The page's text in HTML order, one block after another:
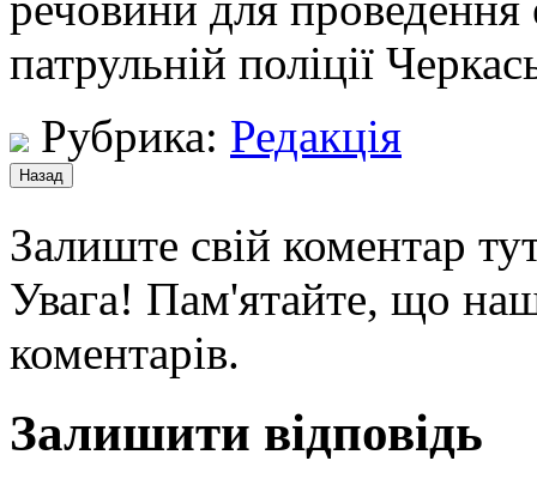
патрульній поліції
Рубрика: Редакція
Залиште свій коментар
Увага! Пам'ятайте, що
коментарів.
Залишити відповідь